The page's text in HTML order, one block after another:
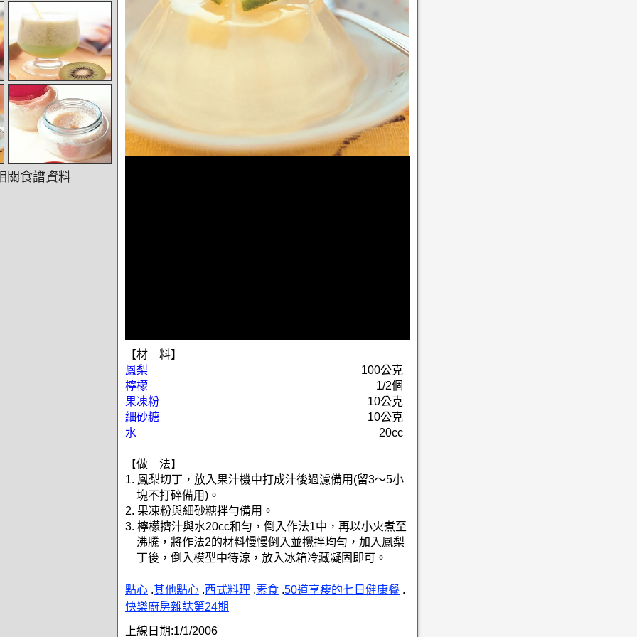
【材 料】
鳳梨
100公克
檸檬
1/2個
果凍粉
10公克
細砂糖
10公克
水
20cc
【做 法】
1. 鳳梨切丁，放入果汁機中打成汁後過濾備用(留3～5小
塊不打碎備用)。
2. 果凍粉與細砂糖拌勻備用。
3. 檸檬擠汁與水20cc和勻，倒入作法1中，再以小火煮至
沸騰，將作法2的材料慢慢倒入並攪拌均勻，加入鳳梨
丁後，倒入模型中待涼，放入冰箱冷藏凝固即可。
點心 .其他點心 .西式料理 .素食 .50道享瘦的七日健康餐 .
快樂廚房雜誌第24期
上線日期:1/1/2006
關食譜資料